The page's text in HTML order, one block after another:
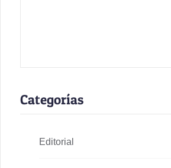
Categorías
Editorial